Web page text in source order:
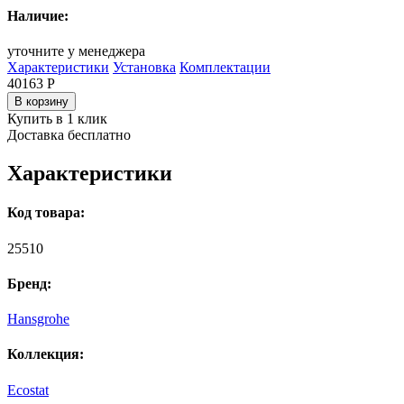
Наличие:
уточните у менеджера
Характеристики Установка Комплектации
40163 Р
В корзину
Купить в 1 клик
Доставка бесплатно
Характеристики
Код товара:
25510
Бренд:
Hansgrohe
Коллекция:
Ecostat